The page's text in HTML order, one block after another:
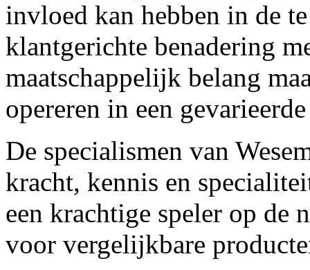
invloed kan hebben in de
klantgerichte benadering
maatschappelijk belang
opereren in een
De specialismen van
kracht, kennis en
een krachtige speler op de
voor vergelijkbare